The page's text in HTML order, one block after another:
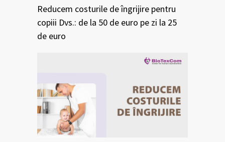
Reducem costurile de îngrijire pentru
copiii Dvs.: de la 50 de euro pe zi la 25
de euro